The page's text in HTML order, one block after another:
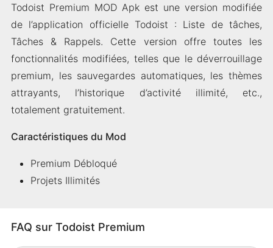
Todoist Premium MOD Apk est une version modifiée
de l’application officielle Todoist : Liste de tâches,
Tâches & Rappels. Cette version offre toutes les
fonctionnalités modifiées, telles que le déverrouillage
premium, les sauvegardes automatiques, les thèmes
attrayants, l’historique d’activité illimité, etc.,
totalement gratuitement.
Caractéristiques du Mod
Premium Débloqué
Projets Illimités
FAQ sur Todoist Premium